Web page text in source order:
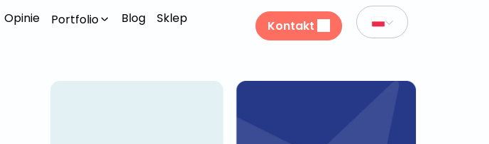
Opinie Portfolio Blog Sklep Kontakt